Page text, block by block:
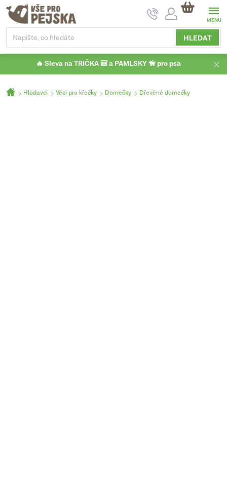
Přejít
obsah
HLEDAT
NÁKUPNÍ
KOŠÍK
🔥 Sleva na TRIČKA 🎒 a PAMLSKY 🦮 pro psa
Domů
Hlodavci Věci pro křečky Domečky Dřevěné domečky